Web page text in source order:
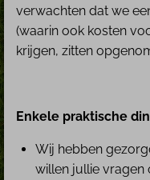
verwachten dat we
(waarin ook kosten
krijgen, zitten
Enkele praktische
Wij hebben
willen jullie vragen